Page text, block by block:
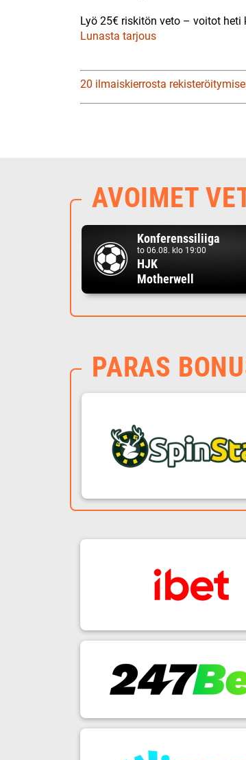
Lyö 25€ riskitön veto – voitot heti
Lunasta tarjous
20 ilmaiskierrosta
AVOIMET
Konferenssiliiga
to 06.08. klo 19:00
HJK
Motherwell
PARAS